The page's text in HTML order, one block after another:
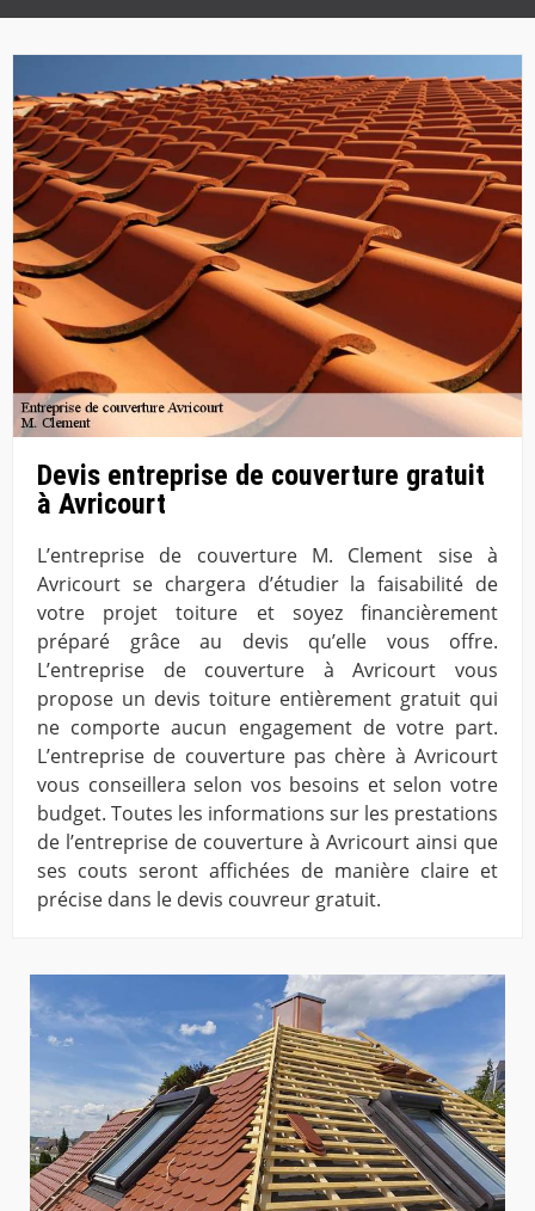
Devis entreprise de couverture gratuit
à Avricourt
L’entreprise de couverture M. Clement sise à
Avricourt se chargera d’étudier la faisabilité de
votre projet toiture et soyez financièrement
préparé grâce au devis qu’elle vous offre.
L’entreprise de couverture à Avricourt vous
propose un devis toiture entièrement gratuit qui
ne comporte aucun engagement de votre part.
L’entreprise de couverture pas chère à Avricourt
vous conseillera selon vos besoins et selon votre
budget. Toutes les informations sur les prestations
de l’entreprise de couverture à Avricourt ainsi que
ses couts seront affichées de manière claire et
précise dans le devis couvreur gratuit.